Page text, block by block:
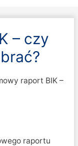
– czy
raport BIK –
raportu